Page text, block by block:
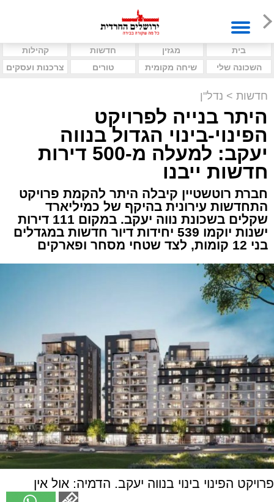
בית מגזין חדשות
קהילות
השכונה שלי
שיחה מקומית טורים צרכנות ועסקים
חדשות > נדל"ן
היתר בנייה לפרויקט
הפינוי-בינוי הגדול בנווה
יעקב: למעלה מ-500 דירות
חדשות ייבנו
חברת רוטשטיין קיבלה היתר להקמת פרויקט
התחדשות עירונית בהיקף של כמיליארד
שקלים בשכונת נווה יעקב. במקום 111 דירות
ישנות יוקמו 539 יחידות דיור חדשות במגדלים
בני 12 קומות, לצד שטחי מסחר ופארקים
פרויקט הפינוי בינוי בנווה יעקב. הדמיה: אול אין